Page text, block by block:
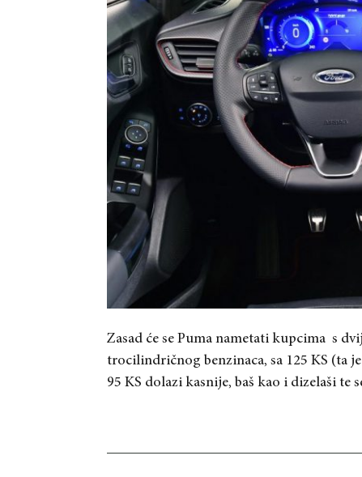
Zasad će se Puma nametati kupcima s
trocilindričnog benzinaca, sa 125 KS (ta
95 KS dolazi kasnije, baš kao i dizelaši te